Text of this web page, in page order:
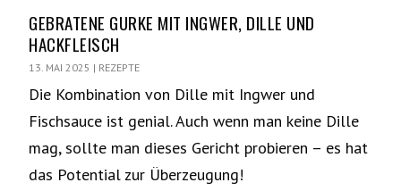
GEBRATENE GURKE MIT INGWER, DILLE UND
HACKFLEISCH
13. MAI 2025 | REZEPTE
Die Kombination von Dille mit Ingwer und
Fischsauce ist genial. Auch wenn man keine Dille
mag, sollte man dieses Gericht probieren – es hat
das Potential zur Überzeugung!